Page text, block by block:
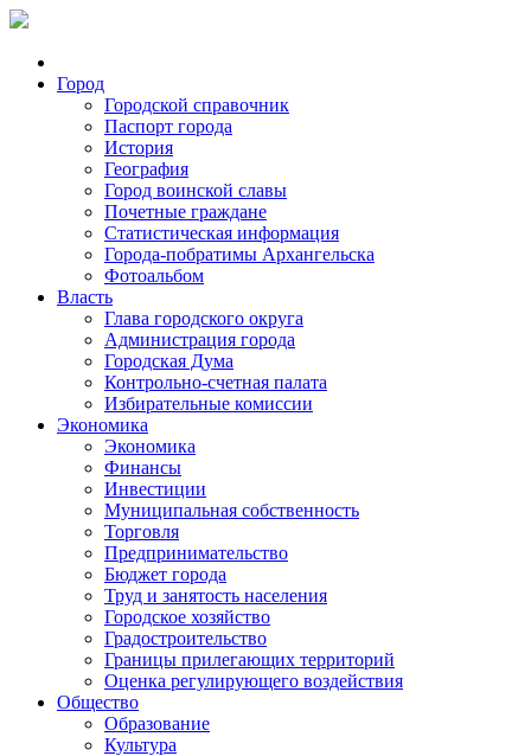
Город
Городской справочник
Паспорт города
История
География
Город воинской славы
Почетные граждане
Статистическая информация
Города-побратимы Архангельска
Фотоальбом
Власть
Глава городского округа
Администрация города
Городская Дума
Контрольно-счетная палата
Избирательные комиссии
Экономика
Экономика
Финансы
Инвестиции
Муниципальная собственность
Торговля
Предпринимательство
Бюджет города
Труд и занятость населения
Городское хозяйство
Градостроительство
Границы прилегающих территорий
Оценка регулирующего воздействия
Общество
Образование
Культура